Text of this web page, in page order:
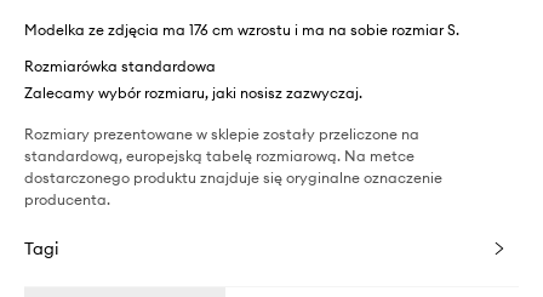
Modelka ze zdjęcia ma 176 cm wzrostu i ma na sobie rozmiar S.
Rozmiarówka standardowa
Zalecamy wybór rozmiaru, jaki nosisz zazwyczaj.
Rozmiary prezentowane w sklepie zostały przeliczone na
standardową, europejską tabelę rozmiarową. Na metce
dostarczonego produktu znajduje się oryginalne oznaczenie
producenta.
Tagi